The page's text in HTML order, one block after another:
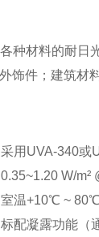
种材料的耐日
饰件；建筑材
用UVA-340或
0.35~1.20 W/
室温+10℃ ~
标配凝露功能（